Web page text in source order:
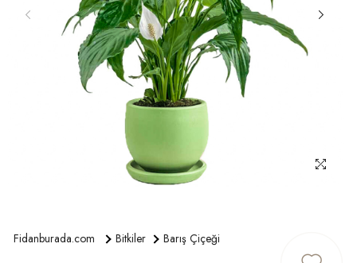
TOPRAK & GÜBRE
SIPARIŞ TAKIP
ÜYE GIRIŞ
Fidanburada.com Bitkiler Barış Çiçeği